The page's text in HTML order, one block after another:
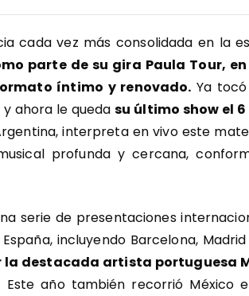
cada vez más consolidada en la
parte de su gira Paula Tour,
íntimo y renovado. Ya
y ahora le quedasu último show el
interpreta en vivo este
profunda y cercana,
serie de presentaciones
incluyendo Barcelona, Madrid
la destacada artista portuguesa
Este año también recorrió México